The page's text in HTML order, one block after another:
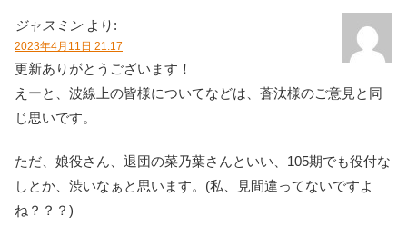
ジャスミン より:
2023年4月11日 21:17
更新ありがとうございます！
えーと、波線上の皆様についてなどは、蒼汰様のご意見と同
じ思いです。
ただ、娘役さん、退団の菜乃葉さんといい、105期でも役付な
しとか、渋いなぁと思います。(私、見間違ってないですよ
ね？？？)